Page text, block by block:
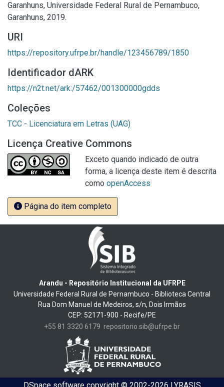
Garanhuns, Universidade Federal Rural de Pernambuco,
Garanhuns, 2019.
URI
https://repository.ufrpe.br/handle/123456789/1850
Identificador dARK
https://n2t.net/ark:/57462/001300000gdds
Coleções
TCC - Licenciatura em Letras (UAG)
Licença Creative Commons
Exceto quando indicado de outra
forma, a licença deste item é descrita
como openAccess
Página do item completo
Arandu - Repositório Institucional da UFRPE
Universidade Federal Rural de Pernambuco - Biblioteca Central
Rua Dom Manuel de Medeiros, s/n, Dois Irmãos
CEP: 52171-900 - Recife/PE
+55 81 3320 6179 repositorio.sib@ufrpe.br